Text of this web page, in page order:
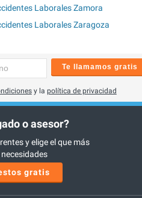
Laborales Zamora
Laborales Zaragoza
Te llamamos gratis
y la política de privacidad
o asesor?
y elige el que más
gratis